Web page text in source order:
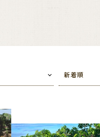
新着順